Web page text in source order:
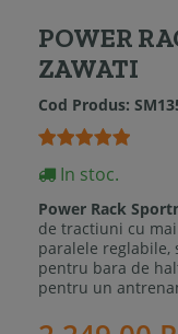
POWER
ZAWATI
Cod Produs:
In stoc.
Power Rack
de tractiuni cu
paralele
pentru bara de
pentru un